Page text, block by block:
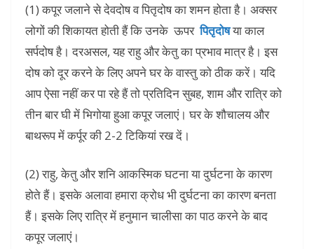
(1) कपूर जलाने से देवदोष व पितृदोष का शमन होता है। अक्सर
लोगों की शिकायत होती हैं कि उनके ऊपर पितृदोषया काल
सर्पदोष है। दरअसल, यह राहु और केतु का प्रभाव मात्र है। इस
दोष को दूर करने के लिए अपने घर के वास्तु को ठीक करें। यदि
आप ऐसा नहीं कर पा रहे हैं तो प्रतिदिन सुबह, शाम और रात्रि को
तीन बार घी में भिगोया हुआ कपूर जलाएं। घर के शौचालय और
बाथरूप में कर्पूर की 2-2 टिकियां रख दें।
(2) राहु, केतु और शनि आकस्मिक घटना या दुर्घटना के कारण
होते हैं। इसके अलावा हमारा क्रोध भी दुर्घटना का कारण बनता
हैं। इसके लिए रात्रि में हनुमान चालीसा का पाठ करने के बाद
कपूर जलाएं।